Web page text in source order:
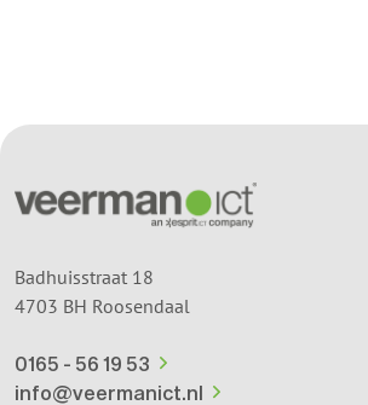
Badhuisstraat 18
4703 BH Roosendaal
0165 - 56 19 53
info@veermanict.nl